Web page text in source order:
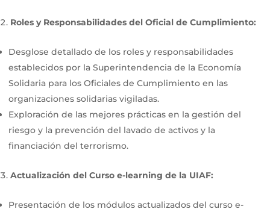
Roles y Responsabilidades del Oficial de Cumplimiento:
Desglose detallado de los roles y responsabilidades
establecidos por la Superintendencia de la Economía
Solidaria para los Oficiales de Cumplimiento en las
organizaciones solidarias vigiladas.
Exploración de las mejores prácticas en la gestión del
riesgo y la prevención del lavado de activos y la
financiación del terrorismo.
Actualización del Curso e-learning de la UIAF:
Presentación de los módulos actualizados del curso e-